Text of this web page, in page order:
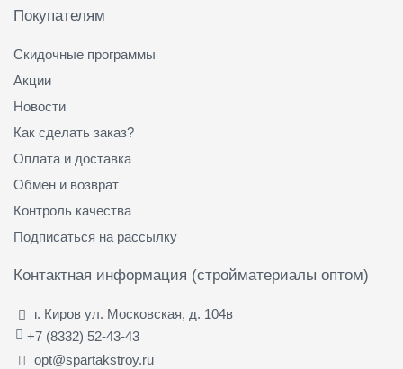
Покупателям
Скидочные программы
Акции
Новости
Как сделать заказ?
Оплата и доставка
Обмен и возврат
Контроль качества
Подписаться на рассылку
Контактная информация (стройматериалы оптом)
г. Киров ул. Московская, д. 104в
+7 (8332) 52-43-43
opt@spartakstroy.ru